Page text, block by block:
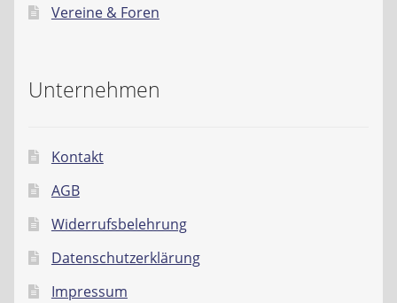
Vereine & Foren
Unternehmen
Kontakt
AGB
Widerrufsbelehrung
Datenschutzerklärung
Impressum